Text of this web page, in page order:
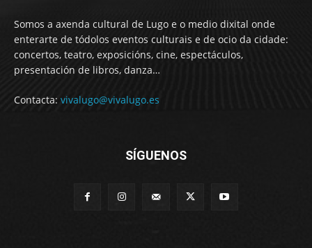
Somos a axenda cultural de Lugo e o medio dixital onde
enterarte de tódolos eventos culturais e de ocio da cidade:
concertos, teatro, exposicións, cine, espectáculos,
presentación de libros, danza…
Contacta: vivalugo@vivalugo.es
SÍGUENOS